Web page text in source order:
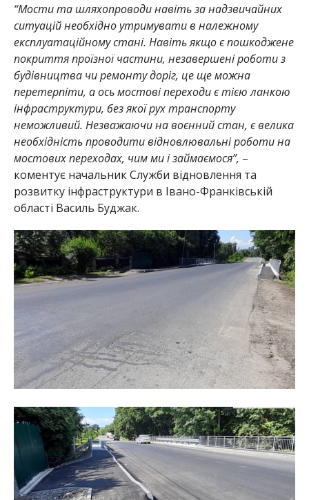
“Мости та шляхопроводи навіть за надзвичайних
ситуацій необхідно утримувати в належному
експлуатаційному стані. Навіть якщо є пошкоджене
покриття проїзної частини, незавершені роботи з
будівництва чи ремонту доріг, це ще можна
перетерпіти, а ось мостові переходи є тією ланкою
інфраструктури, без якої рух транспорту
неможливий. Незважаючи на воєнний стан, є велика
необхідність проводити відновлювальні роботи на
мостових переходах, чим ми і займаємося”, –
коментує начальник Служби відновлення та
розвитку інфраструктури в Івано-Франківській
області Василь Буджак.